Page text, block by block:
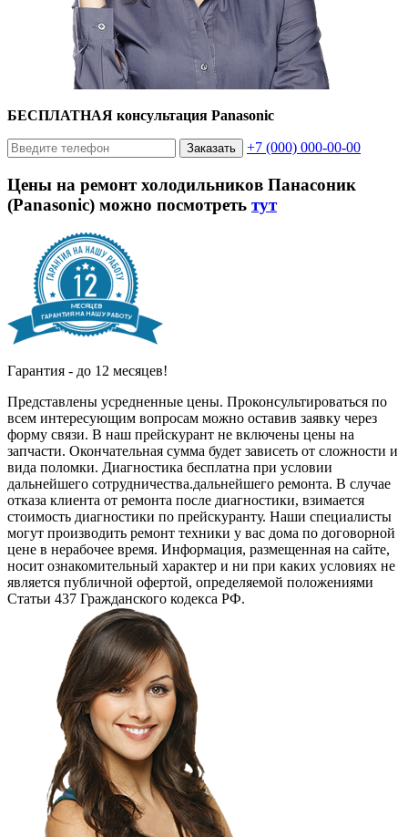
БЕСПЛАТНАЯ консультация Panasonic
Заказать +7 (000) 000-00-00
Цены на ремонт холодильников Панасоник
(Panasonic) можно посмотреть тут
Гарантия - до 12 месяцев!
Представлены усредненные цены. Проконсультироваться по
всем интересующим вопросам можно оставив заявку через
форму связи. В наш прейскурант не включены цены на
запчасти. Окончательная сумма будет зависеть от сложности и
вида поломки. Диагностика бесплатна при условии
дальнейшего сотрудничества.дальнейшего ремонта. В случае
отказа клиента от ремонта после диагностики, взимается
стоимость диагностики по прейскуранту. Наши специалисты
могут производить ремонт техники у вас дома по договорной
цене в нерабочее время. Информация, размещенная на сайте,
носит ознакомительный характер и ни при каких условиях не
является публичной офертой, определяемой положениями
Статьи 437 Гражданского кодекса РФ.